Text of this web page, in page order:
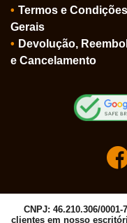
Termos e Condições
Gerais
Devolução,
e Cancelamento
CNPJ: 46.210.306/
clientes em nosso